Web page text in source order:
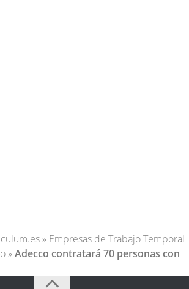
» Empresas de Trabajo Temporal
» Adecco contratará 70 personas con